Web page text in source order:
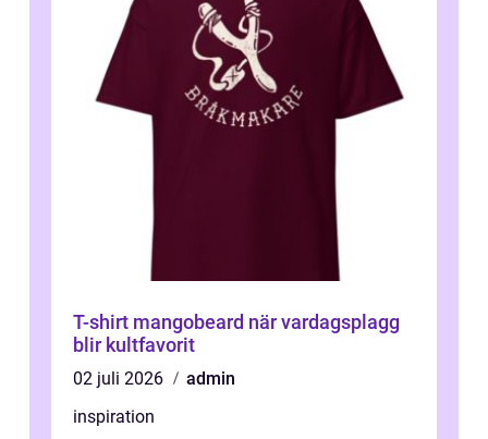
T-shirt mangobeard när vardagsplagg
blir kultfavorit
02 juli 2026
admin
inspiration